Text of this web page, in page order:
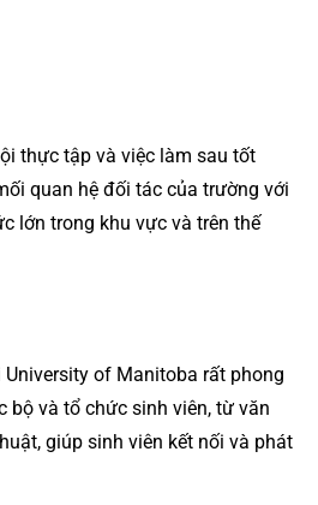
thực tập và việc làm sau tốt
quan hệ đối tác của trường với
lớn trong khu vực và trên thế
of Manitoba rất phong
bộ và tổ chức sinh viên, từ văn
giúp sinh viên kết nối và phát